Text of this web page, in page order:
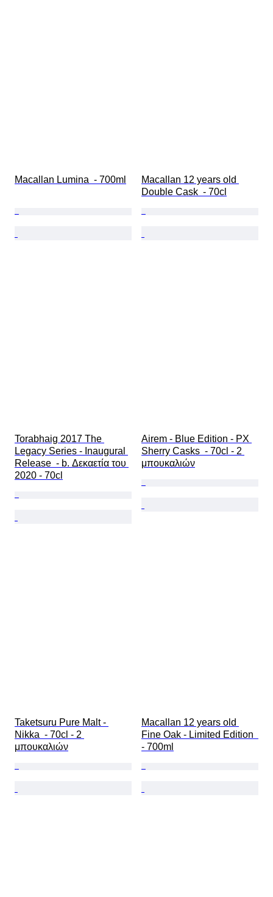
Macallan Lumina  - 700ml
Macallan 12 years old
Double Cask  - 70cl
Torabhaig 2017 The
Legacy Series - Inaugural
Release  - b. Δεκαετία του
2020 - 70cl
Airem - Blue Edition - PX
Sherry Casks  - 70cl - 2
μπουκαλιών
Taketsuru Pure Malt -
Nikka  - 70cl - 2
μπουκαλιών
Macallan 12 years old
Fine Oak - Limited Edition
- 700ml